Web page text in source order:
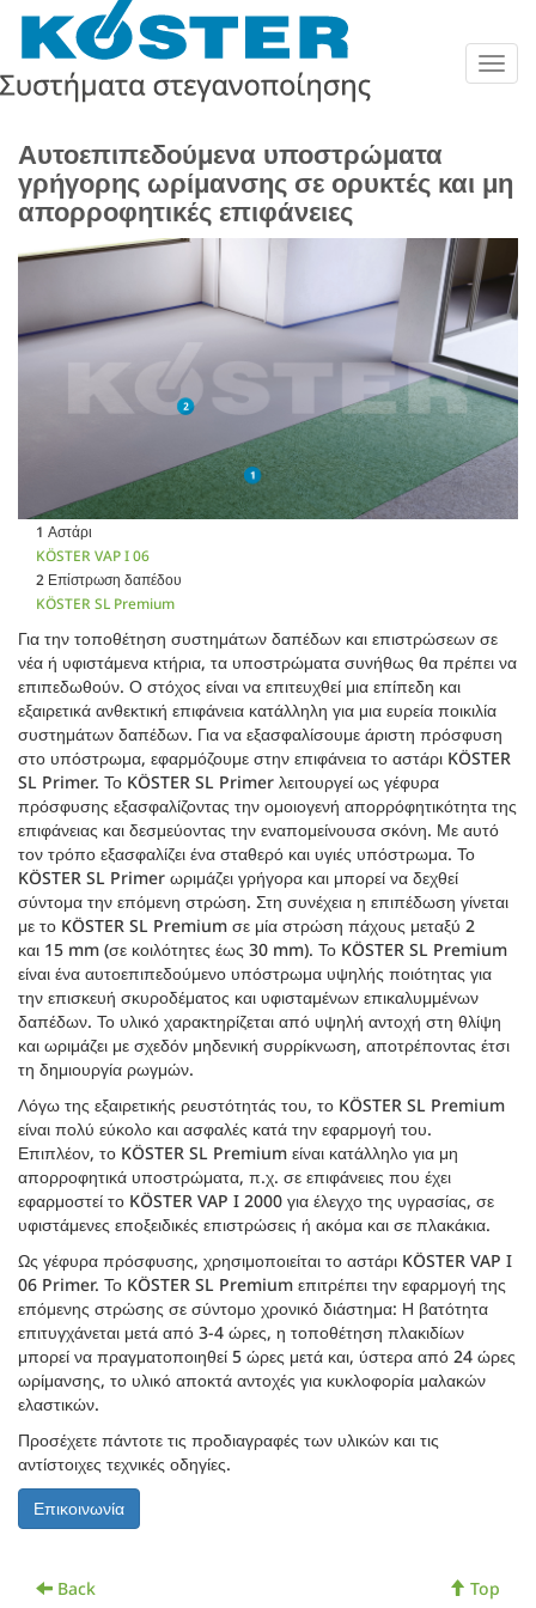
Αυτοεπιπεδούμενα υποστρώματα
γρήγορης ωρίμανσης σε ορυκτές και μη
απορροφητικές επιφάνειες
1 Αστάρι
KÖSTER VAP I 06
2 Επίστρωση δαπέδου
KÖSTER SL Premium
Για την τοποθέτηση συστημάτων δαπέδων και επιστρώσεων σε
νέα ή υφιστάμενα κτήρια, τα υποστρώματα συνήθως θα πρέπει να
επιπεδωθούν. Ο στόχος είναι να επιτευχθεί μια επίπεδη και
εξαιρετικά ανθεκτική επιφάνεια κατάλληλη για μια ευρεία ποικιλία
συστημάτων δαπέδων. Για να εξασφαλίσουμε άριστη πρόσφυση
στο υπόστρωμα, εφαρμόζουμε στην επιφάνεια το αστάρι KÖSTER
SL Primer. Το KÖSTER SL Primer λειτουργεί ως γέφυρα
πρόσφυσης εξασφαλίζοντας την ομοιογενή απορρόφητικότητα της
επιφάνειας και δεσμεύοντας την εναπομείνουσα σκόνη. Με αυτό
τον τρόπο εξασφαλίζει ένα σταθερό και υγιές υπόστρωμα. Το
KÖSTER SL Primer ωριμάζει γρήγορα και μπορεί να δεχθεί
σύντομα την επόμενη στρώση. Στη συνέχεια η επιπέδωση γίνεται
με το KÖSTER SL Premium σε μία στρώση πάχους μεταξύ 2
και 15 mm (σε κοιλότητες έως 30 mm). Το KÖSTER SL Premium
είναι ένα αυτοεπιπεδούμενο υπόστρωμα υψηλής ποιότητας για
την επισκευή σκυροδέματος και υφισταμένων επικαλυμμένων
δαπέδων. Το υλικό χαρακτηρίζεται από υψηλή αντοχή στη θλίψη
και ωριμάζει με σχεδόν μηδενική συρρίκνωση, αποτρέποντας έτσι
τη δημιουργία ρωγμών.
Λόγω της εξαιρετικής ρευστότητάς του, το KÖSTER SL Premium
είναι πολύ εύκολο και ασφαλές κατά την εφαρμογή του.
Επιπλέον, το KÖSTER SL Premium είναι κατάλληλο για μη
απορροφητικά υποστρώματα, π.χ. σε επιφάνειες που έχει
εφαρμοστεί το KÖSTER VAP I 2000 για έλεγχο της υγρασίας, σε
υφιστάμενες εποξειδικές επιστρώσεις ή ακόμα και σε πλακάκια.
Ως γέφυρα πρόσφυσης, χρησιμοποιείται το αστάρι KÖSTER VAP I
06 Primer. Το KÖSTER SL Premium επιτρέπει την εφαρμογή της
επόμενης στρώσης σε σύντομο χρονικό διάστημα: Η βατότητα
επιτυγχάνεται μετά από 3-4 ώρες, η τοποθέτηση πλακιδίων
μπορεί να πραγματοποιηθεί 5 ώρες μετά και, ύστερα από 24 ώρες
ωρίμανσης, το υλικό αποκτά αντοχές για κυκλοφορία μαλακών
ελαστικών.
Προσέχετε πάντοτε τις προδιαγραφές των υλικών και τις
αντίστοιχες τεχνικές οδηγίες.
Back Top